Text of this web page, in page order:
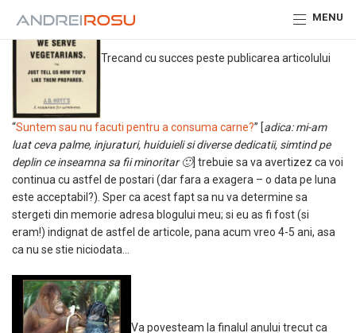
MENU
Trecand cu succes peste publicarea articolului
“Suntem sau nu facuti pentru a consuma carne?” [adica: mi-am
luat ceva palme, injuraturi, huiduieli si diverse dedicatii, simtind pe
deplin ce inseamna sa fii minoritar 🙂] trebuie sa va avertizez ca voi
continua cu astfel de postari (dar fara a exagera – o data pe luna
este acceptabil?). Sper ca acest fapt sa nu va determine sa
stergeti din memorie adresa blogului meu; si eu as fi fost (si
eram!) indignat de astfel de articole, pana acum vreo 4-5 ani, asa
ca nu se stie niciodata…
Va povesteam la finalul anului trecut ca